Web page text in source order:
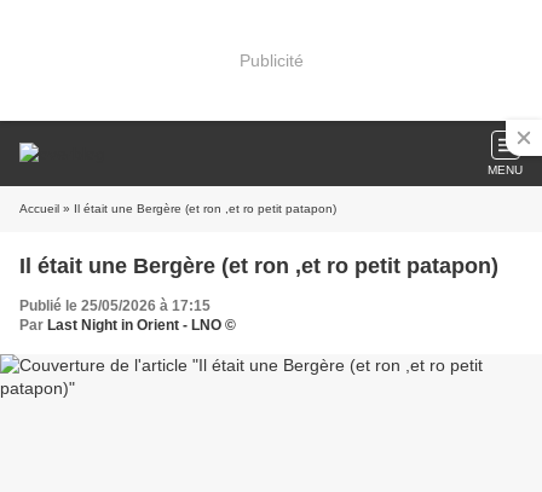
Publicité
MENU
Accueil » Il était une Bergère (et ron ,et ro petit patapon)
Il était une Bergère (et ron ,et ro petit patapon)
Publié le 25/05/2026 à 17:15
Par Last Night in Orient - LNO ©